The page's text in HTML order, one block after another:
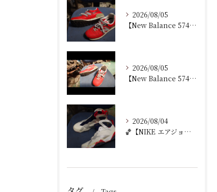
2026/08/05
【New Balance 574 修理｜加水分解したウェッジ...
2026/08/05
【New Balance 574 修理｜ウェッジヒール加水分...
2026/08/04
🏀【NIKE エアジョーダン7 加水分解修理｜ミッドソール交...